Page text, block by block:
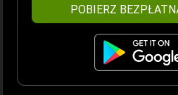
POBIERZ